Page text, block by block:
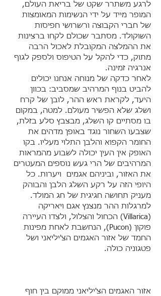
לרגע משתרר שקט של בריאת העולם,
המופר מייד על ידי הנשימות המאומצות
של חברי הקבוצה ורשרושי חפיסות
השוקולד. מסתבר שכולם לקחו ברצינות
את ההמלצה המקובלת לאכול הרבה
מתוק, כדי להקל על הטיפוס ולספק לגוף
אנרגיה זמינה.
לאחר כדקה של מנוחה אנחנו יכולים
להביט בנוף המרהיב שמסביב: בכוון
היעד, לקראת ראש ההר, לובן של קרח
ושלג שלא הפשיר מעולם. למטה, במקום
בו מסתיים קו השלג, מבצבץ סלע בזלת,
שצבעו השחור נוגד באופן מדהים את
החומר הקפוא והלבן התלוי מעליו. בקו
האופק אין העין יכולה לשבוע מהמראות
המרהיבים של הרי געש נוספים המעטרים
את האזור, וביניהם אגמים ויערות. כל
היופי הזה על רקע השלג הלבן והבוהק
מעניק תחושה חגיגית של חג המולד.
למרגלות ההר מנצנץ אגם ויאריקה
(Villarica) הכחול והצלול, ולצדו העיירה
פוקון (Pucon), הנחשבת לאחת מפינות
החמד של אזור האגמים הצ'יליאני ושל
פטגוניה כולה.
אזור האגמים הצ'יליאני ממוקם בין חוף